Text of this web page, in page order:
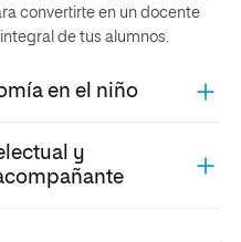
convertirte en un docente
de tus alumnos.
en el niño
y